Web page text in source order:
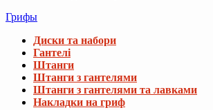
Грифы
Диски та набори
Гантелі
Штанги
Штанги з гантелями
Штанги з гантелями та лавками
Накладки на гриф